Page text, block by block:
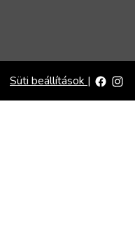
Süti beállítások |